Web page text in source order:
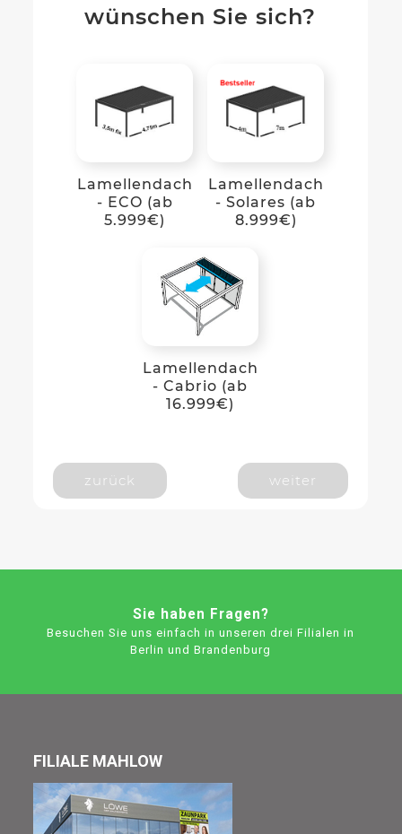
wünschen Sie sich?
Lamellendach
- ECO (ab
5.999€)
Lamellendach
- Solares (ab
8.999€)
Lamellendach
- Cabrio (ab
16.999€)
zurück weiter
Sie haben Fragen?
Besuchen Sie uns einfach in unseren drei Filialen in
Berlin und Brandenburg
FILIALE MAHLOW